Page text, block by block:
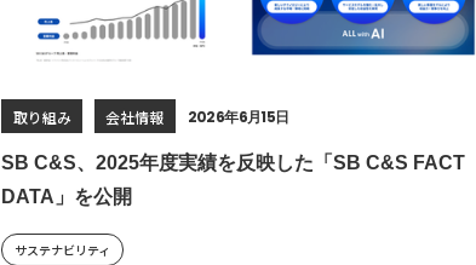
取り組み 会社情報 2026年6月15日
SB C&S、2025年度実績を反映した「SB C&S FACT
DATA」を公開
サステナビリティ